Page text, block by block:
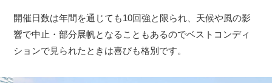
開催日数は年間を通じても10回強と限られ、天候や風の影
響で中止・部分展帆となることもあるのでベストコンディ
ションで見られたときは喜びも格別です。